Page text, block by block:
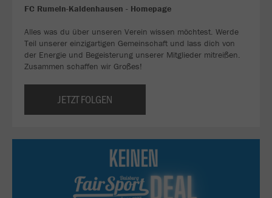
FC Rumeln-Kaldenhausen - Homepage
Alles was du über unseren Verein wissen möchtest. Werde
Teil unserer einzigartigen Gemeinschaft und lass dich von
der Energie und Begeisterung unserer Mitglieder mitreißen.
Zusammen schaffen wir Großes!
JETZT FOLGEN